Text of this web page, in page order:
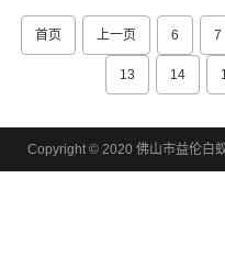
首页 上一页 6 7
13 14
Copyright © 2020 佛山市益伦白